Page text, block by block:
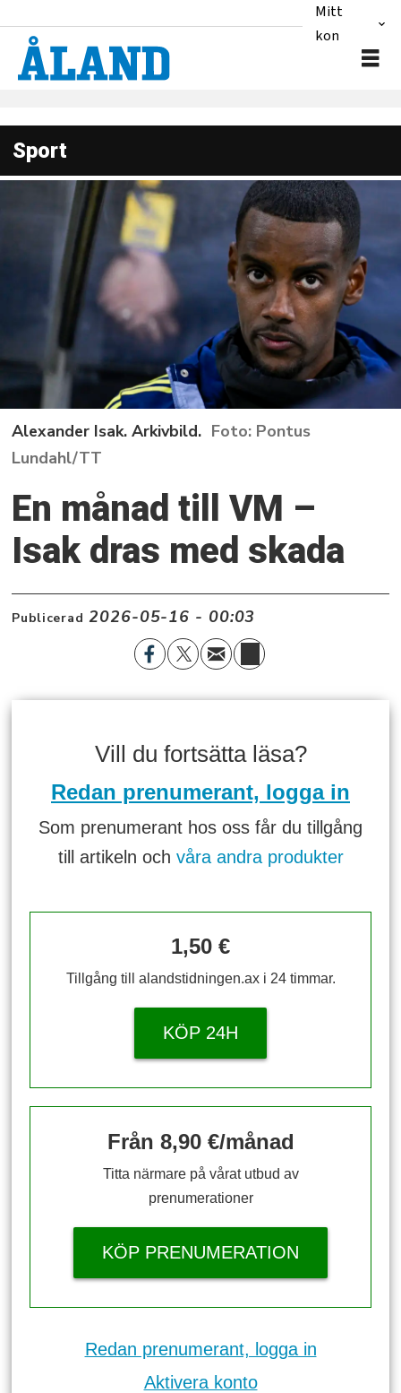
Mitt
konto
Sport
Alexander Isak. Arkivbild.
Pontus
Lundahl/TT
En månad till VM –
Isak dras med skada
Publicerad 2026-05-16 - 00:03
Vill du fortsätta läsa?
Redan prenumerant, logga in
Som prenumerant hos oss får du tillgång
till artikeln och våra andra produkter
1,50 €
Tillgång till alandstidningen.ax i 24 timmar.
KÖP 24H
Från 8,90 €/månad
Titta närmare på vårat utbud av
prenumerationer
KÖP PRENUMERATION
Redan prenumerant, logga in
Aktivera konto